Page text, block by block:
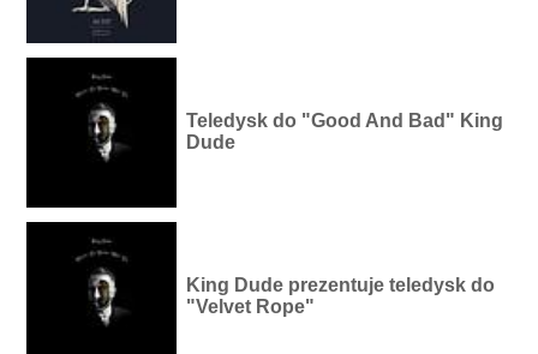
Teledysk do "Good And Bad" King
Dude
King Dude prezentuje teledysk do
"Velvet Rope"